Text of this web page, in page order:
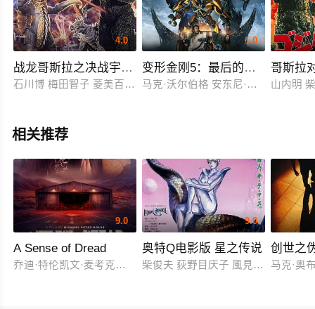
4.0
战龙哥斯拉之决战宇宙魔龙
石川博 梅田智子 菱美百合子 高岛稔 藤田渐 西泽俊明 村井国夫
1.0
变形金刚5：最后的骑士国语
马克·沃尔伯格 安东尼·霍普金斯 乔
哥斯拉
山内明
相关推荐
9.0
A Sense of Dread
乔迪·特伦凯文·麦考克尔虹膜
9.0
奥特Q电影版 星之传说
柴俊夫 荻野目庆子 風見しんご
创世之
马克·奥